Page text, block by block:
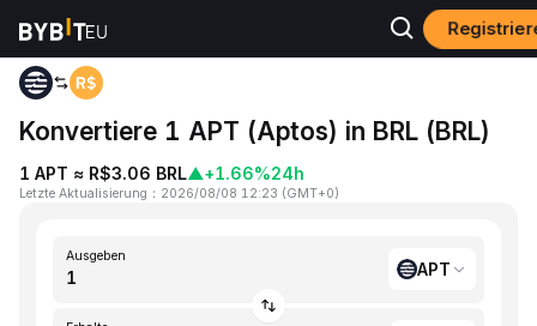
Home APT to BRL
Konvertiere 1 APT (Aptos) in BRL (BRL)
1 APT ≈ R$3.06 BRL▲+1.66%24h
Letzte Aktualisierung ： 2026/08/08 12:23 (GMT+0)
Ausgeben
APT